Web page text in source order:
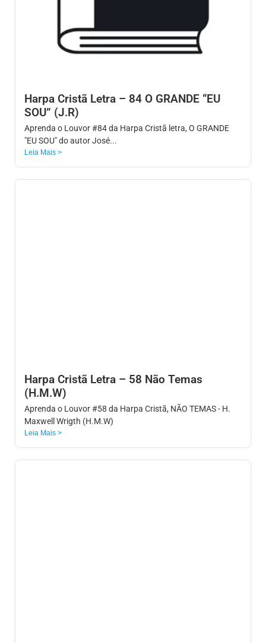
Harpa Cristã Letra – 84 O GRANDE “EU
SOU” (J.R)
Aprenda o Louvor #84 da Harpa Cristã letra, O GRANDE
"EU SOU" do autor José...
Leia Mais >
Harpa Cristã Letra – 58 Não Temas
(H.M.W)
Aprenda o Louvor #58 da Harpa Cristã, NÃO TEMAS - H.
Maxwell Wrigth (H.M.W)
Leia Mais >